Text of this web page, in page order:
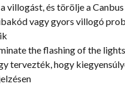
villogást, és törölje a
vagy gyors villogó
the flashing of the
tervezték, hogy